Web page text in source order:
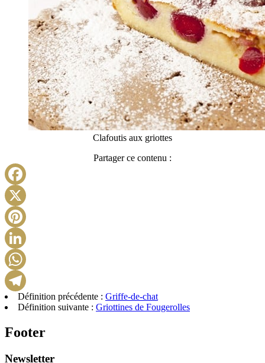
Clafoutis aux griottes
Partager ce contenu :
Telegram
Définition précédente : Griffe-de-chat
Définition suivante : Griottines de Fougerolles
Footer
Newsletter